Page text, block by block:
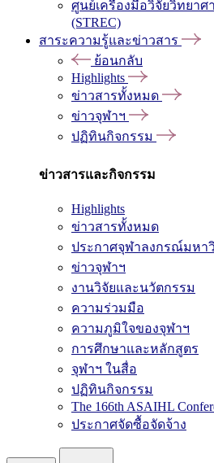
ศูนย์เครื่องมือวิจัยวิทยาศ
(STREC)
สาระความรู้และข่าวสาร
ย้อนกลับ
Highlights
ข่าวสารทั้งหมด
ข่าวจุฬาฯ
ปฏิทินกิจกรรม
ข่าวสารและกิจกรรม
Highlights
ข่าวสารทั้งหมด
ประกาศจุฬาลงกรณ์มหา
ข่าวจุฬาฯ
งานวิจัยและนวัตกรรม
ความร่วมมือ
ความภูมิใจของจุฬาฯ
การศึกษาและหลักสูตร
จุฬาฯ ในสื่อ
ปฏิทินกิจกรรม
The 166th ASAIHL
ประกาศจัดซื้อจัดจ้าง